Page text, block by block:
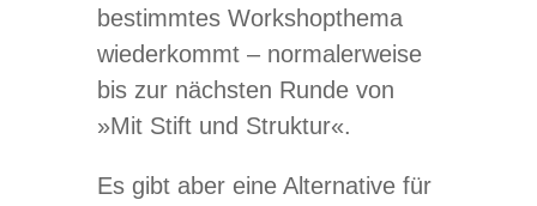
bestimm­tes Work­shop­thema
wie­der­kommt – nor­ma­ler­weise
bis zur nächs­ten Runde von
»Mit Stift und Struktur«.
Es gibt aber eine Alter­na­tive für